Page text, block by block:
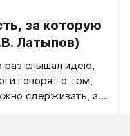
уровня
собственными
за которую
Латыпов)
раз слышал идею,
говорят о том,
сдерживать, а